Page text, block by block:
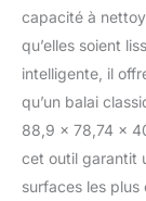
capacité à
qu’elles soient
intelligente, il
qu’un balai
88,9 x 78,74 x
cet outil garantit
surfaces les plus